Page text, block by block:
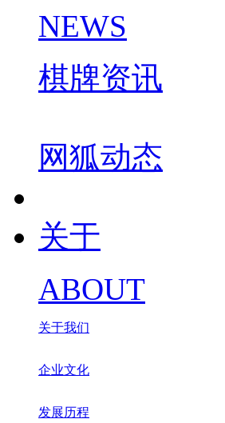
NEWS
棋牌资讯
网狐动态
关于
ABOUT
关于我们
企业文化
发展历程